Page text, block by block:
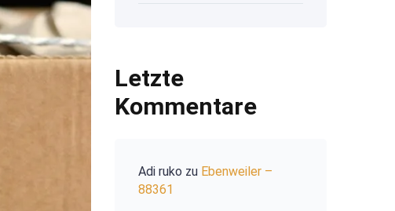
Letzte
Kommentare
Adi ruko zu Ebenweiler –
88361